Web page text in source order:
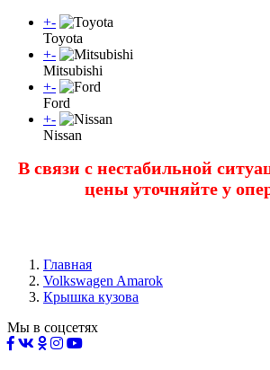
+-
Toyota
+-
Mitsubishi
+-
Ford
+-
Nissan
В связи с нестабильной
цены уточняйте у
Главная
Volkswagen Amarok
Крышка кузова
Мы в соцсетях